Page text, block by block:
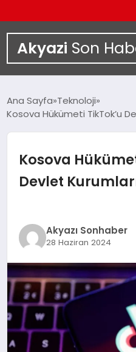
Akyazi Son
DÜNYA
EKONOMI
TEKNOLOJI
YAŞAM
Ana Sayfa Teknoloji
Kosova Hükümeti TikTok’u
Kosova
Devlet
Akyazı Sonhaber
28 Haziran 2024